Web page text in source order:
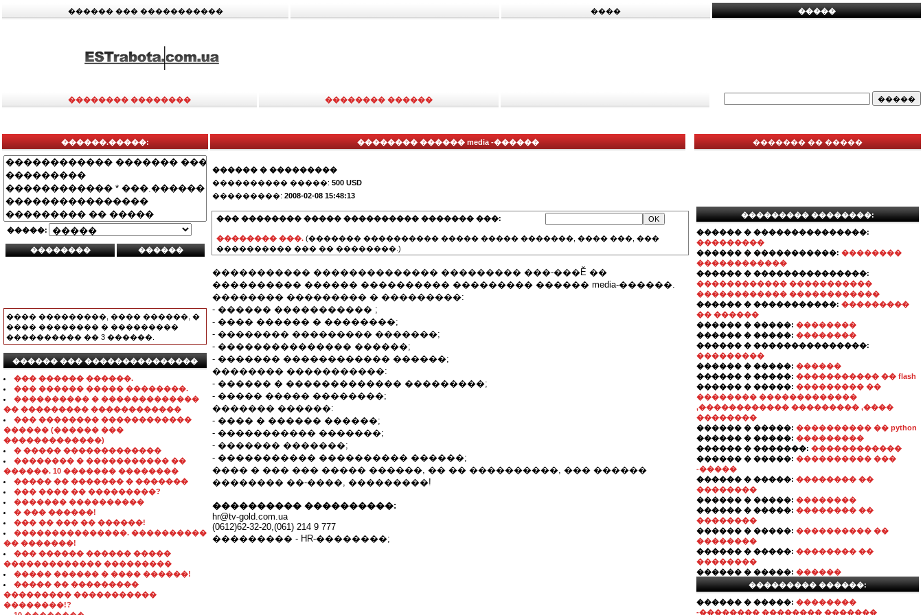
������ ��� ����������� ���� �����
�������� �������� �������� ������
������.�����:
�����:
���� ���������, ���� ������, �
���� �������� � ���������
���������� �� 3 ������.
������ ��� ���������������
��� ������ ������.
��� ������ ����� ��������.
���������� � �������������
�� ��������� ������������
��� �������� ������������
������ (������ ���
�������������)
� ����� �������������
�������� � ����������� ��
������. 10 ������� ��������
����� �� ������� � �������
��� ���� �� ���������?
������� ����������
� ��� ������!
��� �� ��� �� ������!
���������������. ����������
�� �������!
��� ������ ������ �����
������������� ���������
����� ������ � ���� ������!
����� �� ���������
��������� �����������
��������!?
�������� ������ media -������
������ � ���������
���������� �����: 500 USD
���������: 2008-02-08 15:48:13
��� �������� ����� ���������� ������� ���:
�������� ���. (������� ���������� ����� ����� �������, ���� ���, ���
���������� ��� �� ��������.)
����������� �������������� ��������� ���-���Ĕ ��
���������� ������ ���������� ��������� ������ media-������.
�������� ��������� � ���������:
- ������ ����������� ;
- ���� ������ � ��������;
- �������� ��������� �������;
- ��������������� ������;
- ������� ������������ ������;
�������� �����������:
- ������ � ������������� ���������;
- ����� ����� ��������;
������� ������:
- ���� � ������ ������;
- ����������� �������;
- ������� �������;
- ����������� ���������� ������;
���� � ��� ��� ����� ������, �� �� ����������, ��� ������
�������� ��-����, ���������!
���������� ����������:
hr@tv-gold.com.ua
(0612)62-32-20,(061) 214 9 777
��������� - HR-��������;
������� �� �����
��������� ��������:
������ � ���������������:
���������
������ � �����������: ��������
������������
������ � ���������������:
������������ �����������
������������ ������������
������ � �����������: ���������
�� ������
������ � �����: ��������
������ � �����: ��������
������ � ���������������:
���������
������ � �����: ������
������ � �����: ����������� �� flash
������ � �����: ��������� ��
�������� �������������
,������������ ��������� ,����
��������
������ � �����: ���������� �� python
������ � �����: ���������
������ � �������: ������������
������ � �����: ���������� ���
-�����
������ � �����: �������� ��
��������
������ � �����: ��������
������ � �����: �������� ��
��������
������ � �����: ���������� ��
��������
������ � �����: �������� ��
��������
������ � �����: ������
��������� ������:
������ � �����: ��������
-�������� �������� �������